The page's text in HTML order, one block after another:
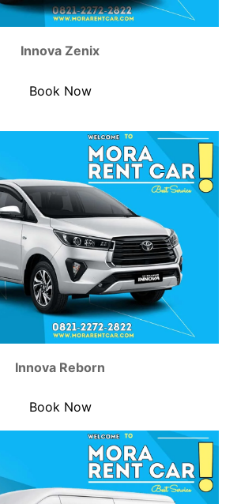
Innova Zenix
Book Now
Innova Reborn
Book Now